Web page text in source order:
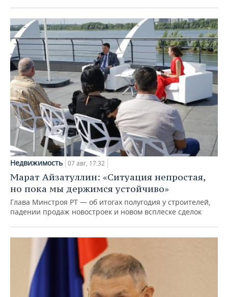
Недвижимость 07 авг, 17:32
Марат Айзатуллин: «Ситуация непростая,
но пока мы держимся устойчиво»
Глава Минстроя РТ — об итогах полугодия у строителей,
падении продаж новостроек и новом всплеске сделок